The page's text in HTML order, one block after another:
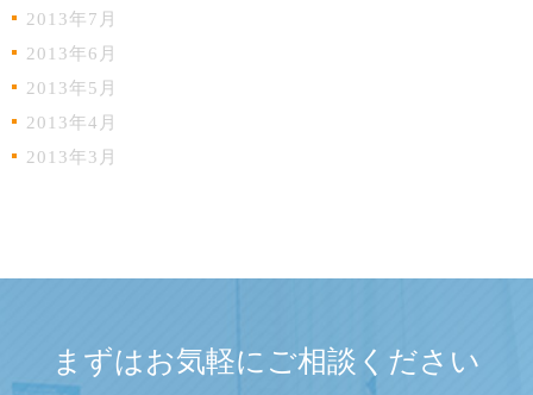
2013年7月
2013年6月
2013年5月
2013年4月
2013年3月
まずはお気軽にご相談ください